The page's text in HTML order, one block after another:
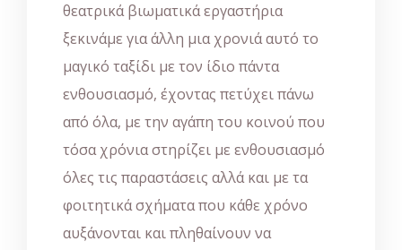
θεατρικά βιωματικά εργαστήρια
ξεκινάμε για άλλη μια χρονιά αυτό το
μαγικό ταξίδι με τον ίδιο πάντα
ενθουσιασμό, έχοντας πετύχει πάνω
από όλα, με την αγάπη του κοινού που
τόσα χρόνια στηρίζει με ενθουσιασμό
όλες τις παραστάσεις αλλά και με τα
φοιτητικά σχήματα που κάθε χρόνο
αυξάνονται και πληθαίνουν να